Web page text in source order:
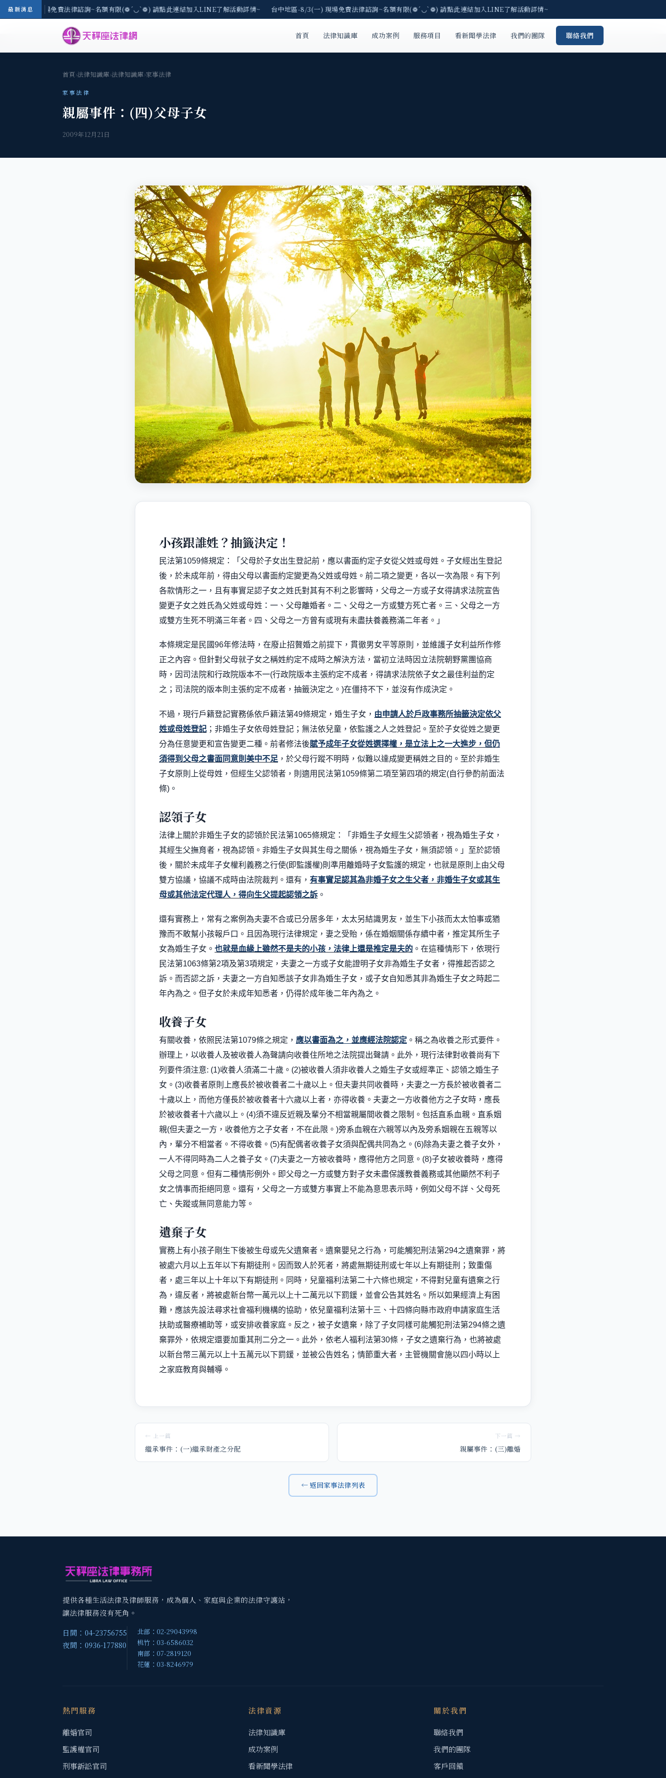
最新消息
8/3(一) 現場免費法律諮詢~名額有限(❁´◡`❁) 請點此連結加入LINE了解活動詳情~ 台中地區-8/3(一) 現場免費法律諮詢~名額有限(❁´◡`❁) 請點此連結加入LINE了解活動詳情~
首頁 法律知識庫 成功案例 服務項目 看新聞學法律 我們的團隊 聯絡我們
首頁›法律知識庫›法律知識庫›家事法律
家事法律
親屬事件：(四)父母子女
2009年12月21日
小孩跟誰姓？抽籤決定！
民法第1059條規定：「父母於子女出生登記前，應以書面約定子女從父姓或母姓。子女經出生登記
後，於未成年前，得由父母以書面約定變更為父姓或母姓。前二項之變更，各以一次為限。有下列
各款情形之一，且有事實足認子女之姓氏對其有不利之影響時，父母之一方或子女得請求法院宣告
變更子女之姓氏為父姓或母姓：一、父母離婚者。二、父母之一方或雙方死亡者。三、父母之一方
或雙方生死不明滿三年者。四、父母之一方曾有或現有未盡扶養義務滿二年者。」
本條規定是民國96年修法時，在廢止招贅婚之前提下，貫徹男女平等原則，並維護子女利益所作修
正之內容。但針對父母就子女之稱姓約定不成時之解決方法，當初立法時因立法院朝野黨團協商
時，因司法院和行政院版本不一(行政院版本主張約定不成者，得請求法院依子女之最佳利益酌定
之；司法院的版本則主張約定不成者，抽籤決定之。 )在僵持不下，並沒有作成決定。
不過，現行戶籍登記實務係依戶籍法第49條規定，婚生子女， 由申請人於戶政事務所抽籤決定依父
姓或母姓登記 ；非婚生子女依母姓登記；無法依兒童，依監護之人之姓登記。至於子女從姓之變更
分為任意變更和宣告變更二種。前者修法後賦予成年子女從姓選擇權，是立法上之一大進步，但仍
須得到父母之書面同意則美中不足 ，於父母行蹤不明時，似難以達成變更稱姓之目的。至於非婚生
子女原則上從母姓，但經生父認領者，則適用民法第1059條第二項至第四項的規定(自行參酌前面法
條) 。
認領子女
法律上關於非婚生子女的認領於民法第1065條規定：「非婚生子女經生父認領者，視為婚生子女，
其經生父撫育者，視為認領。非婚生子女與其生母之關係，視為婚生子女，無須認領。」至於認領
後，關於未成年子女權利義務之行使(即監護權)則準用離婚時子女監護的規定，也就是原則上由父母
雙方協議，協議不成時由法院裁判。還有， 有事實足認其為非婚子女之生父者，非婚生子女或其生
母或其他法定代理人，得向生父提起認領之訴 。
還有實務上，常有之案例為夫妻不合或已分居多年，太太另結識男友，並生下小孩而太太怕事或猶
豫而不敢幫小孩報戶口。且因為現行法律規定，妻之受貽，係在婚姻關係存續中者，推定其所生子
女為婚生子女。 也就是血緣上雖然不是夫的小孩，法律上還是推定是夫的 。在這種情形下，依現行
民法第1063條第2項及第3項規定，夫妻之一方或子女能證明子女非為婚生子女者，得推起否認之
訴。而否認之訴，夫妻之一方自知悉該子女非為婚生子女，或子女自知悉其非為婚生子女之時起二
年內為之。但子女於未成年知悉者，仍得於成年後二年內為之。
收養子女
有關收養，依照民法第1079條之規定， 應以書面為之，並應經法院認定 。稱之為收養之形式要件。
辦理上，以收養人及被收養人為聲請向收養住所地之法院提出聲請。此外，現行法律對收養尚有下
列要件須注意: (1)收養人須滿二十歲。 (2)被收養人須非收養人之婚生子女或經準正、認領之婚生子
女。 (3)收養者原則上應長於被收養者二十歲以上。但夫妻共同收養時，夫妻之一方長於被收養者二
十歲以上，而他方僅長於被收養者十六歲以上者，亦得收養。夫妻之一方收養他方之子女時，應長
於被收養者十六歲以上。 (4)須不違反近親及輩分不相當親屬間收養之限制。包括直系血親。直系姻
親(但夫妻之一方，收養他方之子女者，不在此限。 )旁系血親在六親等以內及旁系姻親在五親等以
內，輩分不相當者。不得收養。 (5)有配偶者收養子女須與配偶共同為之。 (6)除為夫妻之養子女外，
一人不得同時為二人之養子女。 (7)夫妻之一方被收養時，應得他方之同意。 (8)子女被收養時，應得
父母之同意。但有二種情形例外。即父母之一方或雙方對子女未盡保護教養義務或其他顯然不利子
女之情事而拒絕同意。還有，父母之一方或雙方事實上不能為意思表示時，例如父母不詳、父母死
亡、失蹤或無同意能力等。
遺棄子女
實務上有小孩子剛生下後被生母或先父遺棄者。遺棄嬰兒之行為，可能觸犯刑法第294之遺棄罪，將
被處六月以上五年以下有期徒刑。因而致人於死者，將處無期徒刑或七年以上有期徒刑；致重傷
者，處三年以上十年以下有期徒刑。同時，兒童福利法第二十六條也規定，不得對兒童有遺棄之行
為，違反者，將被處新台幣一萬元以上十二萬元以下罰鍰，並會公告其姓名。所以如果經濟上有困
難，應該先設法尋求社會福利機構的協助，依兒童福利法第十三、十四條向縣市政府申請家庭生活
扶助或醫療補助等，或安排收養家庭。反之，被子女遺棄，除了子女同樣可能觸犯刑法第294條之遺
棄罪外，依規定還要加重其刑二分之一。此外，依老人福利法第30條，子女之遺棄行為，也將被處
以新台幣三萬元以上十五萬元以下罰鍰，並被公告姓名；情節重大者，主管機關會施以四小時以上
之家庭教育與輔導。
← 上一篇
繼承事件：(一)繼承財產之分配
下一篇 →
親屬事件：(三)離婚
← 返回家事法律列表
提供各種生活法律及律師服務，成為個人、家庭與企業的法律守護站，
讓法律服務沒有死角。
日間：04-23756755
夜間：0936-177880
北部：02-29043998
桃竹：03-6586032
南部：07-2819120
花蓮：03-8246979
熱門服務
離婚官司
監護權官司
刑事訴訟官司
法律資源
法律知識庫
成功案例
看新聞學法律
關於我們
聯絡我們
我們的團隊
客戶回饋